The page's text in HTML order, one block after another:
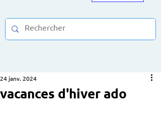
vacances d'hiver ado
24 janv. 2024